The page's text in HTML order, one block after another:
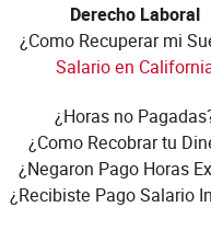
Derecho Laboral
¿Como Recuperar mi
Salario en
¿Horas no
¿Como Recobrar tu
¿Negaron Pago Horas
¿Recibiste Pago Salario